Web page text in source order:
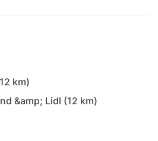
km)
&amp; Lidl (12 km)